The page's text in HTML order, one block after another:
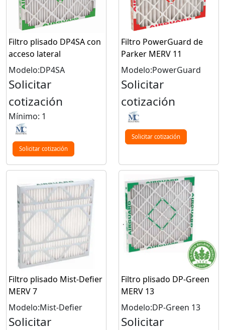
Filtro plisado DP4SA con
acceso lateral
Modelo:DP4SA
Solicitar
cotización
Mínimo: 1
Solicitar cotización
Filtro PowerGuard de
Parker MERV 11
Modelo:PowerGuard
Solicitar
cotización
Solicitar cotización
Filtro plisado Mist-Defier
MERV 7
Modelo:Mist-Defier
Solicitar
Filtro plisado DP-Green
MERV 13
Modelo:DP-Green 13
Solicitar